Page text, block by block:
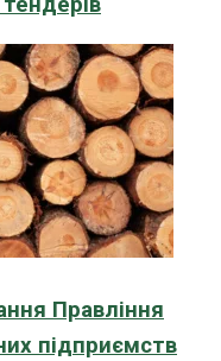
Правління
підприємств